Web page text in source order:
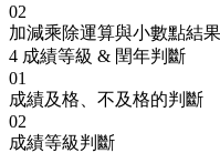
02
加減乘除運算與小數點結
4 成績等級 & 閏年判斷
01
成績及格、不及格的判斷
02
成績等級判斷